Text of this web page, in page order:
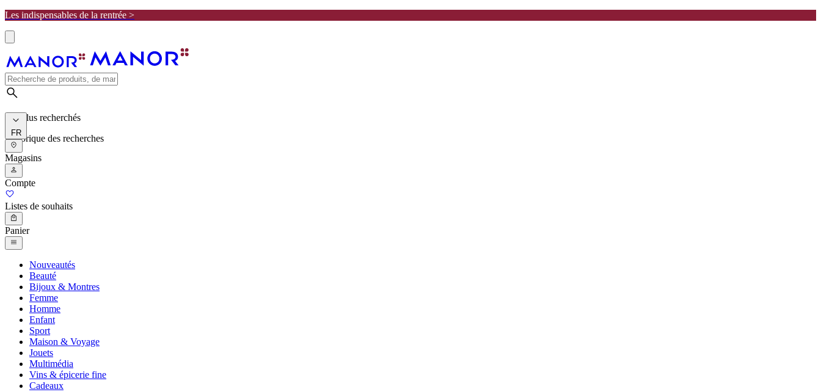
Les indispensables de la rentrée >
Les plus recherchés
Historique des recherches
FR
Magasins
Compte
Listes de souhaits
Panier
Nouveautés
Beauté
Bijoux & Montres
Femme
Homme
Enfant
Sport
Maison & Voyage
Jouets
Multimédia
Vins & épicerie fine
Cadeaux